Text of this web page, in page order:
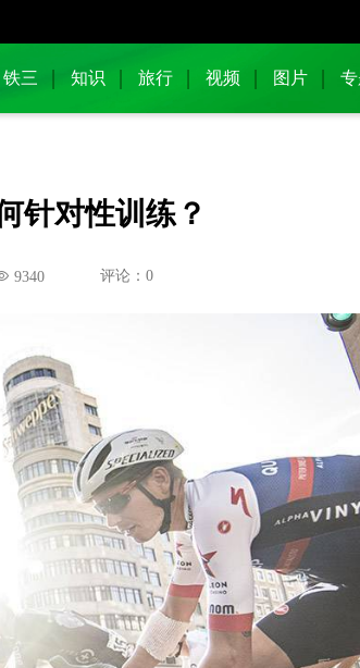
铁三 知识 旅行 视频 图片
针对性训练？
9340 评论：0